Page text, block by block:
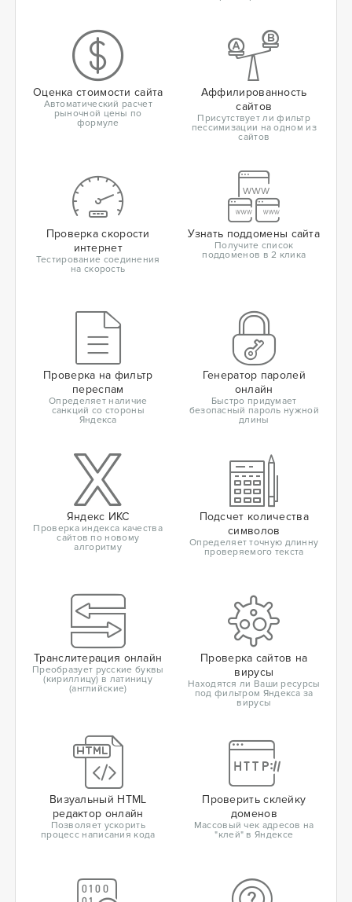
Оценка стоимости сайта
Автоматический расчет
рыночной цены по
формуле
Аффилированность
сайтов
Присутствует ли фильтр
пессимизации на одном из
сайтов
Проверка скорости
интернет
Тестирование соединения
на скорость
Узнать поддомены сайта
Получите список
поддоменов в 2 клика
Проверка на фильтр
переспам
Определяет наличие
санкций со стороны
Яндекса
Генератор паролей
онлайн
Быстро придумает
безопасный пароль нужной
длины
Яндекс ИКС
Проверка индекса качества
сайтов по новому
алгоритму
Подсчет количества
символов
Определяет точную длинну
проверяемого текста
Транслитерация онлайн
Преобразует русские буквы
(кириллицу) в латиницу
(английские)
Проверка сайтов на
вирусы
Находятся ли Ваши ресурсы
под фильтром Яндекса за
вирусы
Визуальный HTML
редактор онлайн
Позволяет ускорить
процесс написания кода
Проверить склейку
доменов
Массовый чек адресов на
"клей" в Яндексе